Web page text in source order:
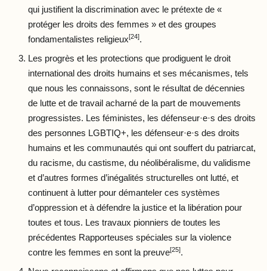
qui justifient la discrimination avec le prétexte de «
protéger les droits des femmes » et des groupes
fondamentalistes religieux[24].
Les progrès et les protections que prodiguent le droit
international des droits humains et ses mécanismes, tels
que nous les connaissons, sont le résultat de décennies
de lutte et de travail acharné de la part de mouvements
progressistes. Les féministes, les défenseur·e·s des droits
des personnes LGBTIQ+, les défenseur·e·s des droits
humains et les communautés qui ont souffert du patriarcat,
du racisme, du castisme, du néolibéralisme, du validisme
et d’autres formes d’inégalités structurelles ont lutté, et
continuent à lutter pour démanteler ces systèmes
d’oppression et à défendre la justice et la libération pour
toutes et tous. Les travaux pionniers de toutes les
précédentes Rapporteuses spéciales sur la violence
contre les femmes en sont la preuve[25].